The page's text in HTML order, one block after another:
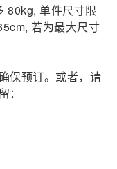
80kg, 单件尺寸限
若为最大尺寸
保预订。或者，请